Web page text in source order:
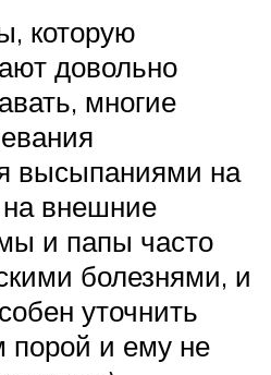
которую
довольно
многие
высыпаниями на
внешние
и папы часто
болезнями, и
уточнить
порой и ему не